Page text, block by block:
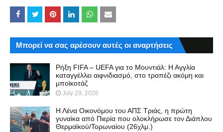
Μπορεί να σας αρέσουν αυτές οι αναρτήσεις
Ρήξη FIFA – UEFA για το Μουντιάλ: Η Αγγλία
καταγγέλλει αιφνιδιασμό, στο τραπέζι ακόμη και
μποϊκοτάζ
July 29, 2026
Η Λένα Οικονόμου του ΑΠΣ Τριάς, η πρώτη
γυναίκα από Πιερία που ολοκλήρωσε τον Διάπλου
Θερμαϊκού/Τορωναίου (26χλμ.)